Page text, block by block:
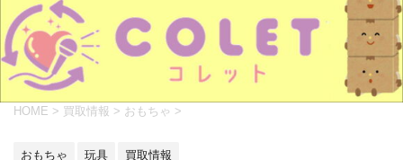
HOME > 買取情報 > おもちゃ >
おもちゃ 玩具 買取情報